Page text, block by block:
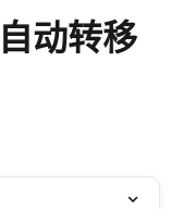
动转移